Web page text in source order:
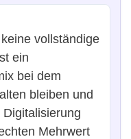
vollständige
ein
bei dem
bleiben und
Mehrwert